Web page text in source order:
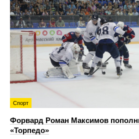
Спорт
Форвард Роман Максимов
«Торпедо»